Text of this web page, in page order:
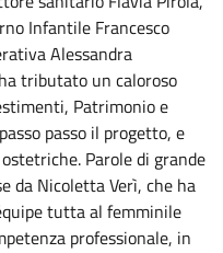
Infantile Francesco
Alessandra
tributato un caloroso
Patrimonio e
passo il progetto, e
Parole di grande
da Nicoletta Verì, che ha
tutta al femminile
professionale, in